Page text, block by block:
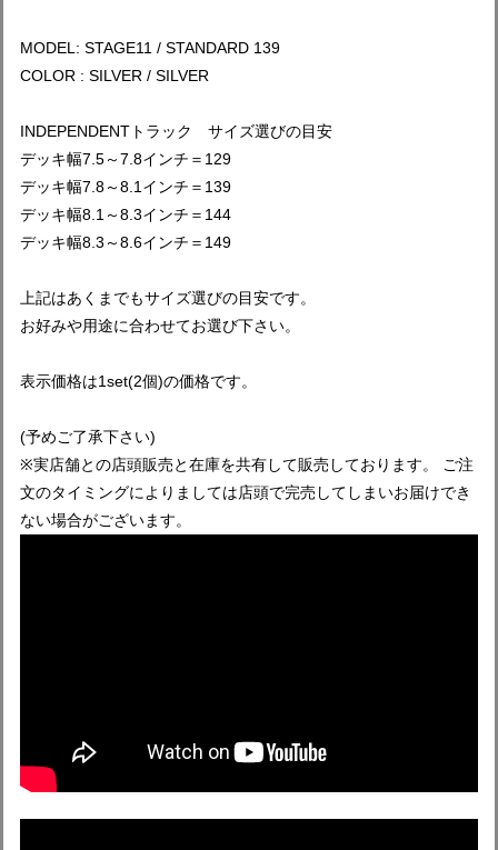
MODEL: STAGE11 / STANDARD 139
COLOR : SILVER / SILVER
INDEPENDENTトラック サイズ選びの目安
デッキ幅7.5～7.8インチ＝129
デッキ幅7.8～8.1インチ＝139
デッキ幅8.1～8.3インチ＝144
デッキ幅8.3～8.6インチ＝149
上記はあくまでもサイズ選びの目安です。
お好みや用途に合わせてお選び下さい。
表示価格は1set(2個)の価格です。
(予めご了承下さい)
※実店舗との店頭販売と在庫を共有して販売しております。 ご注
文のタイミングによりましては店頭で完売してしまいお届けでき
ない場合がございます。